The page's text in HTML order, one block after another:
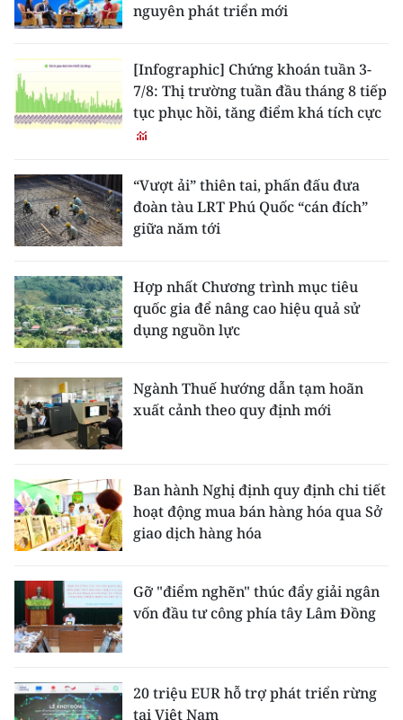
nguyên phát triển mới
[Infographic] Chứng khoán tuần 3-
7/8: Thị trường tuần đầu tháng 8 tiếp
tục phục hồi, tăng điểm khá tích cực
“Vượt ải” thiên tai, phấn đấu đưa
đoàn tàu LRT Phú Quốc “cán đích”
giữa năm tới
Hợp nhất Chương trình mục tiêu
quốc gia để nâng cao hiệu quả sử
dụng nguồn lực
Ngành Thuế hướng dẫn tạm hoãn
xuất cảnh theo quy định mới
Ban hành Nghị định quy định chi tiết
hoạt động mua bán hàng hóa qua Sở
giao dịch hàng hóa
Gỡ "điểm nghẽn" thúc đẩy giải ngân
vốn đầu tư công phía tây Lâm Đồng
20 triệu EUR hỗ trợ phát triển rừng
tại Việt Nam